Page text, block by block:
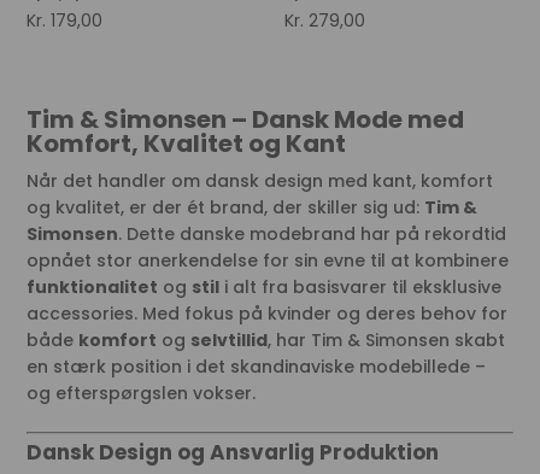
Kr. 179,00
Kr. 279,00
Tim & Simonsen – Dansk Mode med
Komfort, Kvalitet og Kant
Når det handler om dansk design med kant, komfort
og kvalitet, er der ét brand, der skiller sig ud: Tim &
Simonsen. Dette danske modebrand har på rekordtid
opnået stor anerkendelse for sin evne til at kombinere
funktionalitet og stil i alt fra basisvarer til eksklusive
accessories. Med fokus på kvinder og deres behov for
både komfort og selvtillid, har Tim & Simonsen skabt
en stærk position i det skandinaviske modebillede –
og efterspørgslen vokser.
Dansk Design og Ansvarlig Produktion